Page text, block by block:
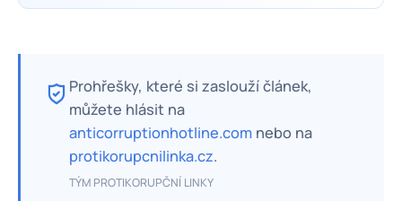
Prohřešky, které si zaslouží článek,
můžete hlásit na
anticorruptionhotline.com nebo na
protikorupcnilinka.cz.
TÝM PROTIKORUPČNÍ LINKY